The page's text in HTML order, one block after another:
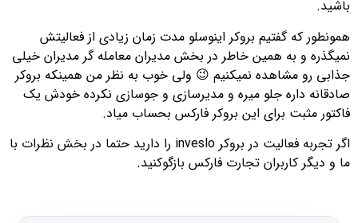
باشید.
همونطور که گفتیم بروکر اینوسلو مدت زمان زیادی از فعالیتش
نمیگذره و به همین خاطر در بخش مدیران معامله گر مدیران خیلی
جذابی رو مشاهده نمیکنیم 😉 ولی خوب به نظر من همینکه بروکر
صادقانه داره جلو میره و مدیرسازی و جوسازی نکرده خودش یک
فاکتور مثبت برای این بروکر فارکس بحساب میاد.
اگر تجربه فعالیت در بروکر inveslo را دارید حتما در بخش نظرات با
ما و دیگر کاربران تجارت فارکس بازگوکنید.